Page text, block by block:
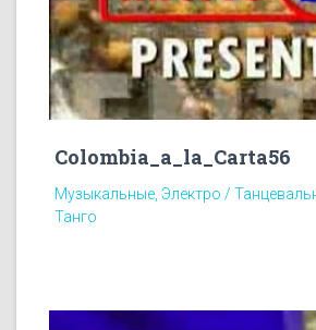
Colombia_a_la_Carta56
Музыкальные, Электро /
Танго